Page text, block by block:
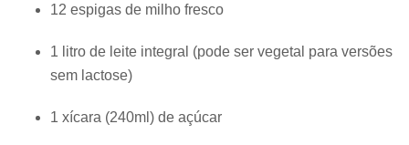
12 espigas de milho fresco
1 litro de leite integral (pode ser vegetal para versões
sem lactose)
1 xícara (240ml) de açúcar